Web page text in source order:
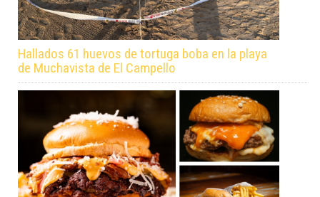
Hallados 61 huevos de tortuga boba en la playa
de Muchavista de El Campello